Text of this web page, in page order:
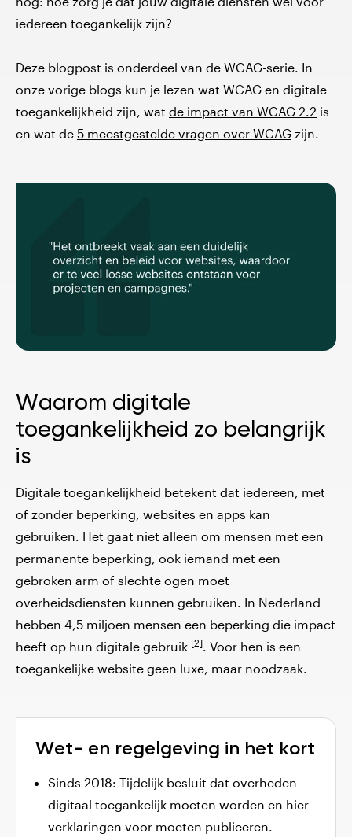
iedereen toegankelijk zijn?
Deze blogpost is onderdeel van de WCAG-serie. In
onze vorige blogs kun je lezen wat WCAG en digitale
toegankelijkheid zijn, wat de impact van WCAG 2.2 is
en wat de 5 meestgestelde vragen over WCAG zijn.
Waarom digitale
toegankelijkheid zo belangrijk
is
Digitale toegankelijkheid betekent dat iedereen, met
of zonder beperking, websites en apps kan
gebruiken. Het gaat niet alleen om mensen met een
permanente beperking, ook iemand met een
gebroken arm of slechte ogen moet
overheidsdiensten kunnen gebruiken. In Nederland
hebben 4,5 miljoen mensen een beperking die impact
heeft op hun digitale gebruik [2]. Voor hen is een
toegankelijke website geen luxe, maar noodzaak.
Wet- en regelgeving in het kort
Sinds 2018: Tijdelijk besluit dat overheden
digitaal toegankelijk moeten worden en hier
verklaringen voor moeten publiceren.